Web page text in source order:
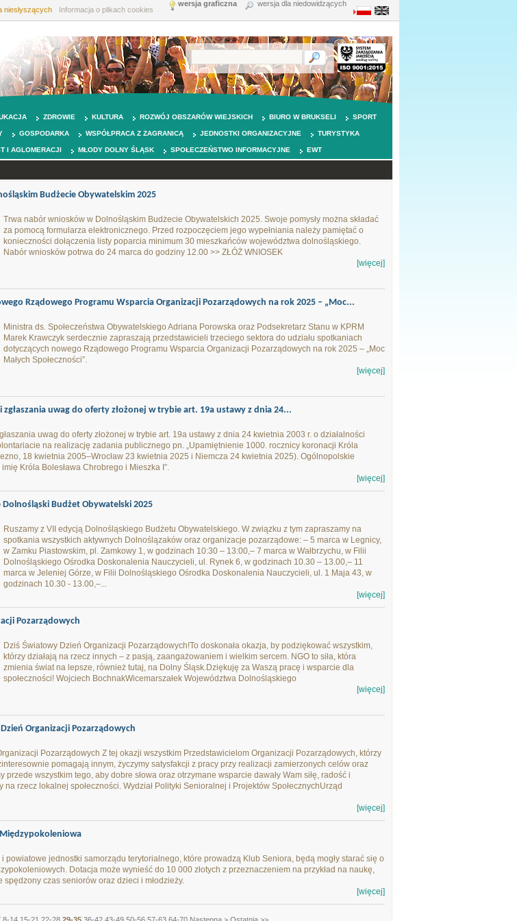
niesłyszących Informacja o plikach cookies
wersja graficzna wersja dla niedowidzących
ZDROWIE KULTURA ROZWÓJ OBSZARÓW WIEJSKICH BIURO W BRUKSELI SPORT
GOSPODARKA WSPÓŁPRACA Z ZAGRANICĄ JEDNOSTKI ORGANIZACYJNE TURYSTYKA
I AGLOMERACJI MŁODY DOLNY ŚLĄSK SPOŁECZEŃSTWO INFORMACYJNE EWT
Budżecie Obywatelskim 2025
Trwa nabór wniosków w Dolnośląskim Budżecie Obywatelskich 2025. Swoje pomysły można składać
za pomocą formularza elektronicznego. Przed rozpoczęciem jego wypełniania należy pamiętać o
konieczności dołączenia listy poparcia minimum 30 mieszkańców województwa dolnośląskiego.
Nabór wniosków potrwa do 24 marca do godziny 12.00 >> ZŁÓŻ WNIOSEK
[więcej]
Rządowego Programu Wsparcia Organizacji Pozarządowych na rok 2025 – „Moc...
Ministra ds. Społeczeństwa Obywatelskiego Adriana Porowska oraz Podsekretarz Stanu w KPRM
Marek Krawczyk serdecznie zapraszają przedstawicieli trzeciego sektora do udziału spotkaniach
dotyczących nowego Rządowego Programu Wsparcia Organizacji Pozarządowych na rok 2025 – „Moc
Małych Społeczności”.
[więcej]
zgłaszania uwag do oferty złożonej w trybie art. 19a ustawy z dnia 24...
uwag do oferty złożonej w trybie art. 19a ustawy z dnia 24 kwietnia 2003 r. o działalności
na realizację zadania publicznego pn. „Upamiętnienie 1000. rocznicy koronacji Króla
18 kwietnia 2005–Wrocław 23 kwietnia 2025 i Niemcza 24 kwietnia 2025). Ogólnopolskie
Króla Bolesława Chrobrego i Mieszka I”.
[więcej]
Budżet Obywatelski 2025
Ruszamy z VII edycją Dolnośląskiego Budżetu Obywatelskiego. W związku z tym zapraszamy na
spotkania wszystkich aktywnych Dolnoślązaków oraz organizacje pozarządowe: – 5 marca w Legnicy,
w Zamku Piastowskim, pl. Zamkowy 1, w godzinach 10:30 – 13:00,– 7 marca w Wałbrzychu, w Filii
Dolnośląskiego Ośrodka Doskonalenia Nauczycieli, ul. Rynek 6, w godzinach 10.30 – 13.00,– 11
marca w Jeleniej Górze, w Filii Dolnośląskiego Ośrodka Doskonalenia Nauczycieli, ul. 1 Maja 43, w
godzinach 10.30 - 13.00,–...
[więcej]
Pozarządowych
Dziś Światowy Dzień Organizacji Pozarządowych!To doskonała okazja, by podziękować wszystkim,
którzy działają na rzecz innych – z pasją, zaangażowaniem i wielkim sercem. NGO to siła, która
zmienia świat na lepsze, również tutaj, na Dolny Śląsk.Dziękuję za Waszą pracę i wsparcie dla
społeczności! Wojciech BochnakWicemarszałek Województwa Dolnośląskiego
[więcej]
Organizacji Pozarządowych
Pozarządowych Z tej okazji wszystkim Przedstawicielom Organizacji Pozarządowych, którzy
pomagają innym, życzymy satysfakcji z pracy przy realizacji zamierzonych celów oraz
przede wszystkim tego, aby dobre słowa oraz otrzymane wsparcie dawały Wam siłę, radość i
rzecz lokalnej społeczności. Wydział Polityki Senioralnej i Projektów SpołecznychUrząd
[więcej]
powiatowe jednostki samorządu terytorialnego, które prowadzą Klub Seniora, będą mogły starać się o
Dotacja może wynieść do 10 000 złotych z przeznaczeniem na przykład na naukę,
czas seniorów oraz dzieci i młodzieży.
[więcej]